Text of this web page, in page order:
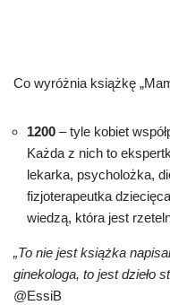
Co wyróżnia książkę
1200 – tyle kobiet
Każda z nich to
lekarka, psycholożka,
fizjoterapeutka
wiedzą, która jest
„To nie jest książka
ginekologa, to jest dzieło
@EssiB